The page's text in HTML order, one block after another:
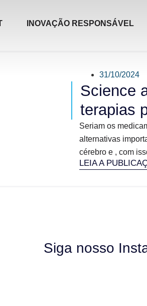
INOVAÇÃO RESPONSÁVEL
31/10/2024
Science
terapias
Seriam os
alternativas
cérebro e , com
LEIA A
Siga nosso